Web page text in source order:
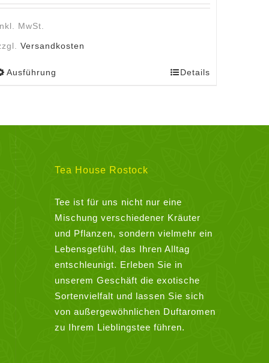
MwSt.
Versandkosten
Ausführung
Die
können
auf
der
Produktseite
gewählt
werden
Details
Tea House Rostock
Tee ist für uns nicht nur eine
Mischung verschiedener Kräuter
und Pflanzen, sondern vielmehr ein
Lebensgefühl, das Ihren Alltag
entschleunigt. Erleben Sie in
unserem Geschäft die exotische
Sortenvielfalt und lassen Sie sich
von außergewöhnlichen Duftaromen
zu Ihrem Lieblingstee führen.